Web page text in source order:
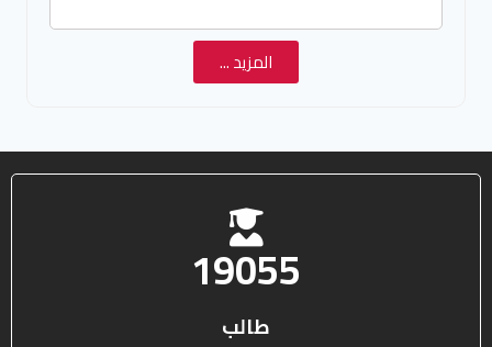
المزيد ...
25578
طالب